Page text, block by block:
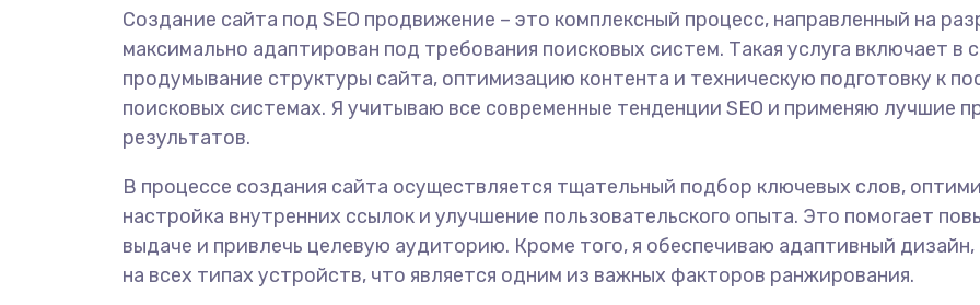
Создание сайта под SEO продвижение – это комплексный процесс, направленный на
максимально адаптирован под требования поисковых систем. Такая услуга включает в
продумывание структуры сайта, оптимизацию контента и техническую подготовку к
поисковых системах. Я учитываю все современные тенденции SEO и применяю лучшие
результатов.
В процессе создания сайта осуществляется тщательный подбор ключевых слов,
настройка внутренних ссылок и улучшение пользовательского опыта. Это помогает
выдаче и привлечь целевую аудиторию. Кроме того, я обеспечиваю адаптивный
на всех типах устройств, что является одним из важных факторов ранжирования.